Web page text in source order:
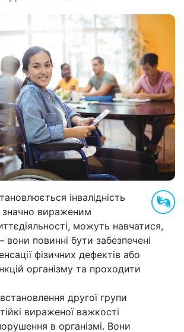
інвалідність
значно вираженим
можуть навчатися,
вони повинні бути забезпечені
фізичних дефектів або
організму та проходити
другої групи
вираженої важкості
в організмі. Вони